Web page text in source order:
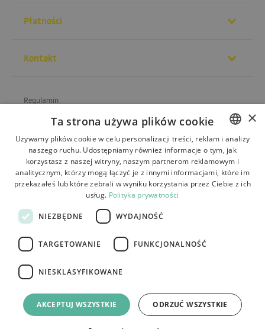
Płatności
Kontakt
Regulamin
Wysyłka
Zwroty i reklamacje
Kontakt
e-commerce platform by:
POLISH
BULGARIAN
ROMANIAN
×
Ta strona używa plików cookie
Używamy plików cookie w celu personalizacji treści, reklam i analizy
naszego ruchu. Udostępniamy również informacje o tym, jak
korzystasz z naszej witryny, naszym partnerom reklamowym i
analitycznym, którzy mogą łączyć je z innymi informacjami, które im
przekazałeś lub które zebrali w wyniku korzystania przez Ciebie z ich
usług. Polityka prywatności
NIEZBĘDNE WYDAJNOŚĆ
TARGETOWANIE FUNKCJONALNOŚĆ
NIESKLASYFIKOWANE
AKCEPTUJ WSZYSTKIE ODRZUĆ WSZYSTKIE